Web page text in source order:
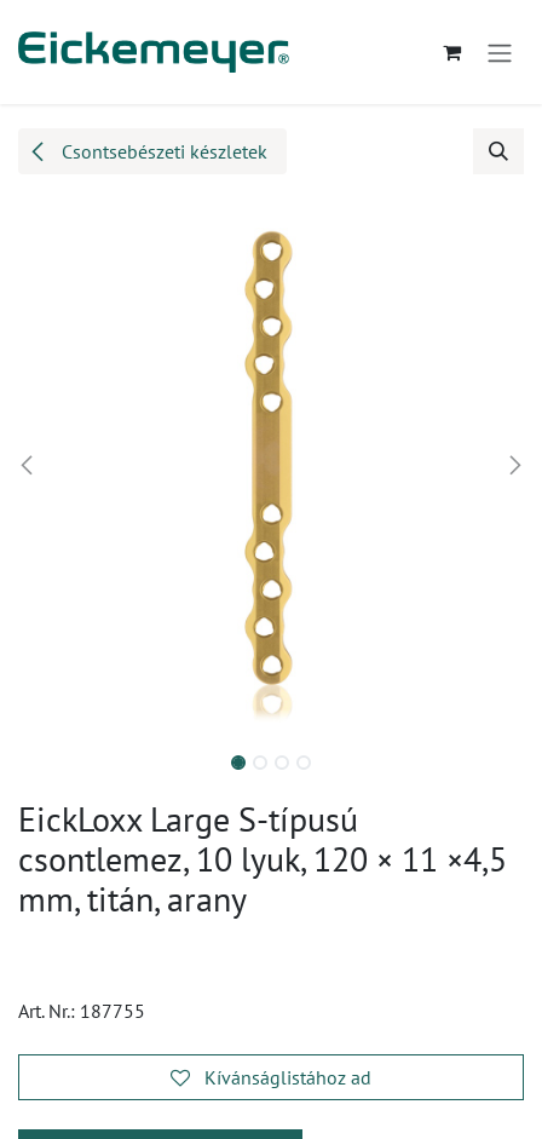
Csontsebészeti készletek
EickLoxx Large S-típusú
csontlemez, 10 lyuk, 120 × 11 ×4,5
mm, titán, arany
Art. Nr.: 187755
Kívánságlistához ad